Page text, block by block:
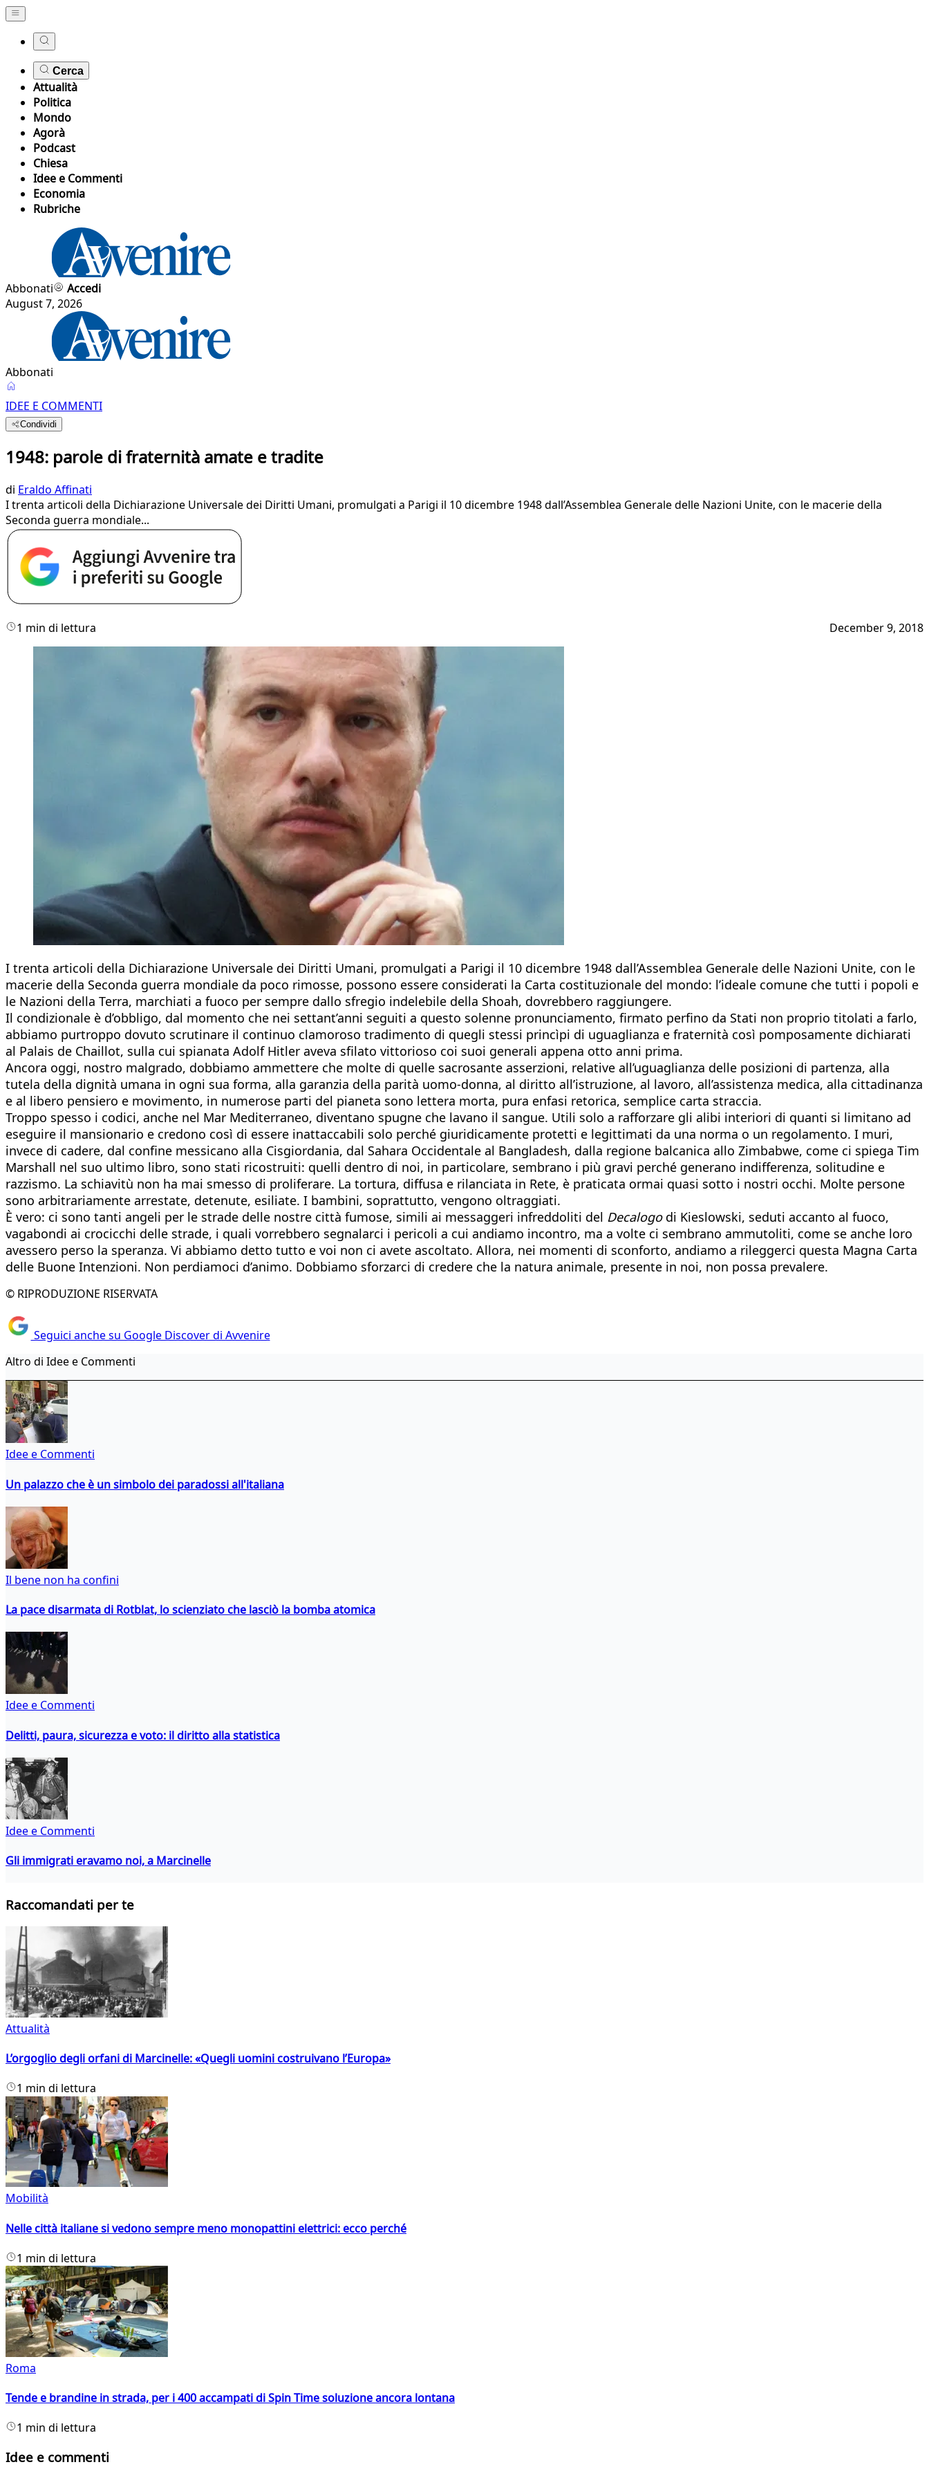
Cerca
Attualità
Politica
Mondo
Agorà
Podcast
Chiesa
Idee e Commenti
Economia
Rubriche
Abbonati
Accedi
August 7, 2026
Abbonati
IDEE E COMMENTI
Condividi
1948: parole di fraternità amate e tradite
di Eraldo Affinati
I trenta articoli della Dichiarazione Universale dei Diritti Umani, promulgati a Parigi il 10 dicembre 1948 dall’Assemblea Generale delle Nazioni Unite, con le macerie della
Seconda guerra mondiale...
1 min di lettura December 9, 2018
I trenta articoli della Dichiarazione Universale dei Diritti Umani, promulgati a Parigi il 10 dicembre 1948 dall’Assemblea Generale delle Nazioni Unite, con le
macerie della Seconda guerra mondiale da poco rimosse, possono essere considerati la Carta costituzionale del mondo: l’ideale comune che tutti i popoli e
le Nazioni della Terra, marchiati a fuoco per sempre dallo sfregio indelebile della Shoah, dovrebbero raggiungere.
Il condizionale è d’obbligo, dal momento che nei settant’anni seguiti a questo solenne pronunciamento, firmato perfino da Stati non proprio titolati a farlo,
abbiamo purtroppo dovuto scrutinare il continuo clamoroso tradimento di quegli stessi princìpi di uguaglianza e fraternità così pomposamente dichiarati
al Palais de Chaillot, sulla cui spianata Adolf Hitler aveva sfilato vittorioso coi suoi generali appena otto anni prima.
Ancora oggi, nostro malgrado, dobbiamo ammettere che molte di quelle sacrosante asserzioni, relative all’uguaglianza delle posizioni di partenza, alla
tutela della dignità umana in ogni sua forma, alla garanzia della parità uomo-donna, al diritto all’istruzione, al lavoro, all’assistenza medica, alla cittadinanza
e al libero pensiero e movimento, in numerose parti del pianeta sono lettera morta, pura enfasi retorica, semplice carta straccia.
Troppo spesso i codici, anche nel Mar Mediterraneo, diventano spugne che lavano il sangue. Utili solo a rafforzare gli alibi interiori di quanti si limitano ad
eseguire il mansionario e credono così di essere inattaccabili solo perché giuridicamente protetti e legittimati da una norma o un regolamento. I muri,
invece di cadere, dal confine messicano alla Cisgiordania, dal Sahara Occidentale al Bangladesh, dalla regione balcanica allo Zimbabwe, come ci spiega Tim
Marshall nel suo ultimo libro, sono stati ricostruiti: quelli dentro di noi, in particolare, sembrano i più gravi perché generano indifferenza, solitudine e
razzismo. La schiavitù non ha mai smesso di proliferare. La tortura, diffusa e rilanciata in Rete, è praticata ormai quasi sotto i nostri occhi. Molte persone
sono arbitrariamente arrestate, detenute, esiliate. I bambini, soprattutto, vengono oltraggiati.
È vero: ci sono tanti angeli per le strade delle nostre città fumose, simili ai messaggeri infreddoliti del Decalogodi Kieslowski, seduti accanto al fuoco,
vagabondi ai crocicchi delle strade, i quali vorrebbero segnalarci i pericoli a cui andiamo incontro, ma a volte ci sembrano ammutoliti, come se anche loro
avessero perso la speranza. Vi abbiamo detto tutto e voi non ci avete ascoltato. Allora, nei momenti di sconforto, andiamo a rileggerci questa Magna Carta
delle Buone Intenzioni. Non perdiamoci d’animo. Dobbiamo sforzarci di credere che la natura animale, presente in noi, non possa prevalere.
© RIPRODUZIONE RISERVATA
Seguici anche su Google Discover di Avvenire
Altro di Idee e Commenti
Idee e Commenti
Un palazzo che è un simbolo dei paradossi all'italiana
Il bene non ha confini
La pace disarmata di Rotblat, lo scienziato che lasciò la bomba atomica
Idee e Commenti
Delitti, paura, sicurezza e voto: il diritto alla statistica
Idee e Commenti
Gli immigrati eravamo noi, a Marcinelle
Raccomandati per te
Attualità
L’orgoglio degli orfani di Marcinelle: «Quegli uomini costruivano l’Europa»
1 min di lettura
Mobilità
Nelle città italiane si vedono sempre meno monopattini elettrici: ecco perché
1 min di lettura
Roma
Tende e brandine in strada, per i 400 accampati di Spin Time soluzione ancora lontana
1 min di lettura
Idee e commenti